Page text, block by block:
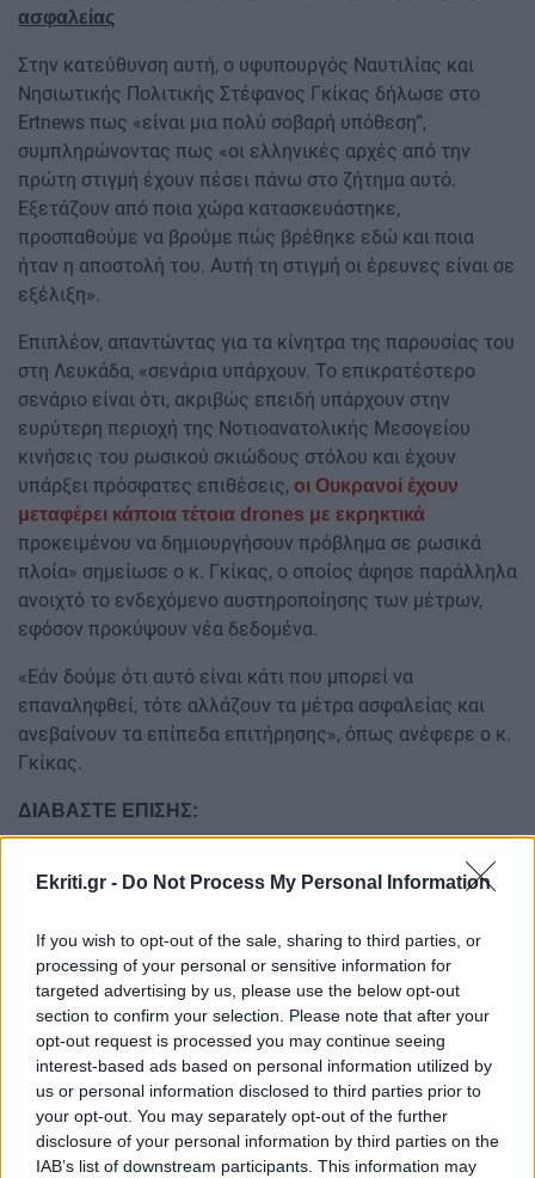
Ekriti.gr - Do Not Process My Personal Information
If you wish to opt-out of the sale, sharing to third parties, or
processing of your personal or sensitive information for
targeted advertising by us, please use the below opt-out
section to confirm your selection. Please note that after your
opt-out request is processed you may continue seeing
interest-based ads based on personal information utilized by
us or personal information disclosed to third parties prior to
your opt-out. You may separately opt-out of the further
disclosure of your personal information by third parties on the
IAB’s list of downstream participants. This information may
ασφαλείας
Στην κατεύθυνση αυτή, ο υφυπουργός Ναυτιλίας και
Νησιωτικής Πολιτικής Στέφανος Γκίκας δήλωσε στο
Ertnews πως «είναι μια πολύ σοβαρή υπόθεση”,
συμπληρώνοντας πως «οι ελληνικές αρχές από την
πρώτη στιγμή έχουν πέσει πάνω στο ζήτημα αυτό.
Εξετάζουν από ποια χώρα κατασκευάστηκε,
προσπαθούμε να βρούμε πώς βρέθηκε εδώ και ποια
ήταν η αποστολή του. Αυτή τη στιγμή οι έρευνες είναι σε
εξέλιξη».
Επιπλέον, απαντώντας για τα κίνητρα της παρουσίας του
στη Λευκάδα, «σενάρια υπάρχουν. Το επικρατέστερο
σενάριο είναι ότι, ακριβώς επειδή υπάρχουν στην
ευρύτερη περιοχή της Νοτιοανατολικής Μεσογείου
κινήσεις του ρωσικού σκιώδους στόλου και έχουν
υπάρξει πρόσφατες επιθέσεις, οι Ουκρανοί έχουν
μεταφέρει κάποια τέτοια drones με εκρηκτικά
προκειμένου να δημιουργήσουν πρόβλημα σε ρωσικά
πλοία» σημείωσε ο κ. Γκίκας, ο οποίος άφησε παράλληλα
ανοιχτό το ενδεχόμενο αυστηροποίησης των μέτρων,
εφόσον προκύψουν νέα δεδομένα.
«Εάν δούμε ότι αυτό είναι κάτι που μπορεί να
επαναληφθεί, τότε αλλάζουν τα μέτρα ασφαλείας και
ανεβαίνουν τα επίπεδα επιτήρησης», όπως ανέφερε ο κ.
Γκίκας.
ΔΙΑΒΑΣΤΕ ΕΠΙΣΗΣ:
Σεπτέμβριο ή τον Οκτώβριο
Κρήτη: Την χτύπησε άγρια και της έσπασε δόντι μπροστά
στα ανήλικα παιδιά τους!
Στα όρια της η Κρήτη από το νέο κύμα μεταναστευτικών
ροών
Ακολουθήστε το ekriti.gr στοGoogle Newsκαι
μάθετε πρώτοι όλες τις ειδήσεις για την Κρήτη
και όχι μόνο.